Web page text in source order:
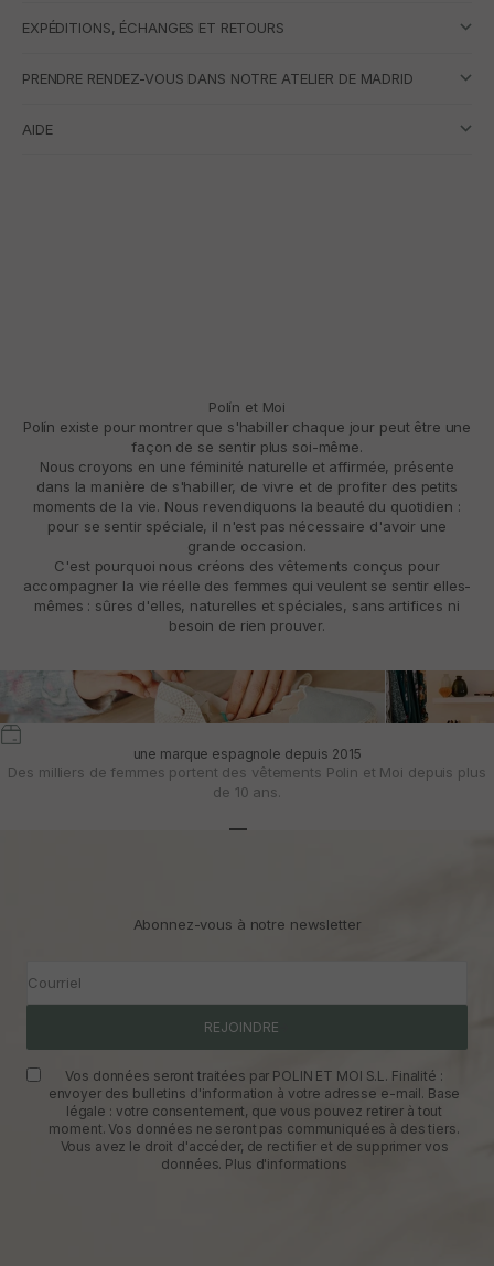
EXPÉDITIONS, ÉCHANGES ET RETOURS
PRENDRE RENDEZ-VOUS DANS NOTRE ATELIER DE MADRID
AIDE
Polín et Moi
Polín existe pour montrer que s'habiller chaque jour peut être une
façon de se sentir plus soi-même.
Nous croyons en une féminité naturelle et affirmée, présente
dans la manière de s'habiller, de vivre et de profiter des petits
moments de la vie. Nous revendiquons la beauté du quotidien :
pour se sentir spéciale, il n'est pas nécessaire d'avoir une
grande occasion.
C'est pourquoi nous créons des vêtements conçus pour
accompagner la vie réelle des femmes qui veulent se sentir elles-
mêmes : sûres d'elles, naturelles et spéciales, sans artifices ni
besoin de rien prouver.
une marque espagnole depuis 2015
Des milliers de femmes portent des vêtements Polin et Moi depuis plus
de 10 ans.
Abonnez-vous à notre newsletter
Courriel
REJOINDRE
Vos données seront traitées par POLIN ET MOI S.L. Finalité :
envoyer des bulletins d'information à votre adresse e-mail. Base
légale : votre consentement, que vous pouvez retirer à tout
moment. Vos données ne seront pas communiquées à des tiers.
Vous avez le droit d'accéder, de rectifier et de supprimer vos
données. Plus d'informations